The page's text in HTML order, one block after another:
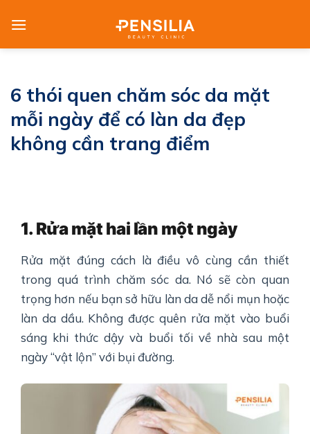
6 thói quen chăm sóc da mặt
mỗi ngày để có làn da đẹp
không cần trang điểm
1. Rửa mặt hai lần một ngày
Rửa mặt đúng cách là điều vô cùng cần thiết
trong quá trình chăm sóc da. Nó sẽ còn quan
trọng hơn nếu bạn sở hữu làn da dễ nổi mụn hoặc
làn da dầu. Không được quên rửa mặt vào buổi
sáng khi thức dậy và buổi tối về nhà sau một
ngày “vật lộn” với bụi đường.